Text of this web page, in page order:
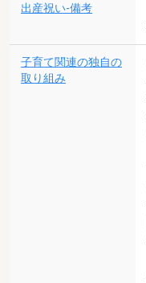
出産祝い-備考
子育て関連の独自の
取り組み